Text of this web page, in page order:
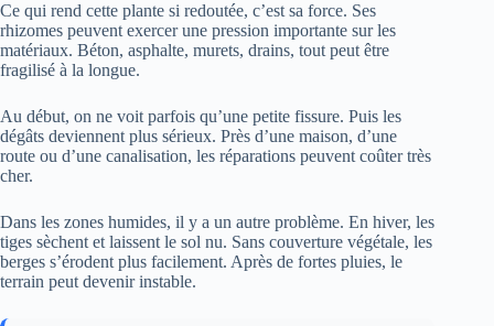
Ce qui rend cette plante si redoutée, c’est sa force. Ses
rhizomes peuvent exercer une pression importante sur les
matériaux. Béton, asphalte, murets, drains, tout peut être
fragilisé à la longue.
Au début, on ne voit parfois qu’une petite fissure. Puis les
dégâts deviennent plus sérieux. Près d’une maison, d’une
route ou d’une canalisation, les réparations peuvent coûter très
cher.
Dans les zones humides, il y a un autre problème. En hiver, les
tiges sèchent et laissent le sol nu. Sans couverture végétale, les
berges s’érodent plus facilement. Après de fortes pluies, le
terrain peut devenir instable.